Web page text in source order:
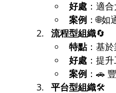
好處 ：適
案例 ：🌐
流程型組織🔄
特點：基
好處 ：提
案例 ：🚗
平台型組織🛠️